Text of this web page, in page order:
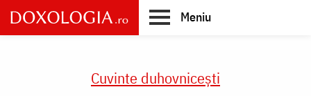
Skip
to
main
Meniu
Cuvinte duhovnicești